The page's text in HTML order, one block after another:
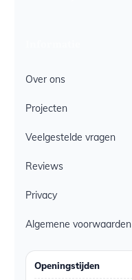
Over ons
Projecten
Veelgestelde vragen
Reviews
Privacy
Algemene voorwaarden
Openingstijden